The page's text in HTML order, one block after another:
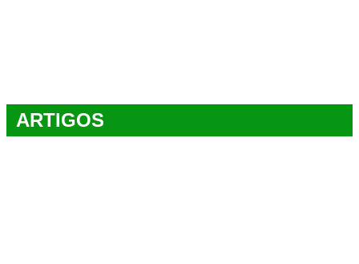
ARTIGOS